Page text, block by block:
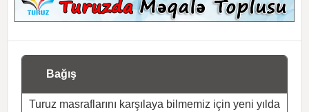
Bağış
Turuz masraflarını karşılaya bilmemiz için yeni yılda